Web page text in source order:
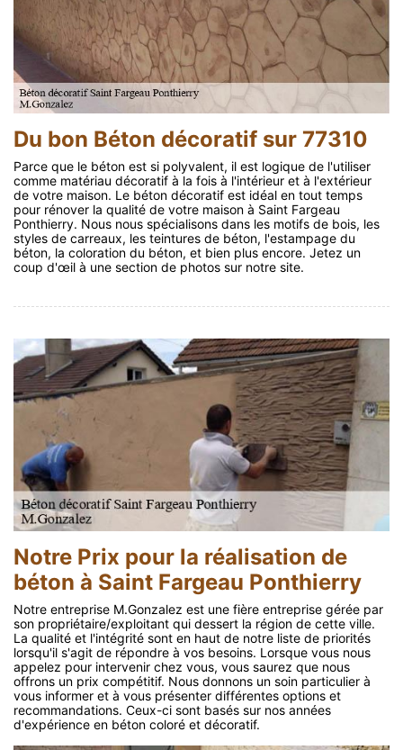
Du bon Béton décoratif sur 77310
Parce que le béton est si polyvalent, il est logique de l'utiliser
comme matériau décoratif à la fois à l'intérieur et à l'extérieur
de votre maison. Le béton décoratif est idéal en tout temps
pour rénover la qualité de votre maison à Saint Fargeau
Ponthierry. Nous nous spécialisons dans les motifs de bois, les
styles de carreaux, les teintures de béton, l'estampage du
béton, la coloration du béton, et bien plus encore. Jetez un
coup d'œil à une section de photos sur notre site.
Notre Prix pour la réalisation de
béton à Saint Fargeau Ponthierry
Notre entreprise M.Gonzalez est une fière entreprise gérée par
son propriétaire/exploitant qui dessert la région de cette ville.
La qualité et l'intégrité sont en haut de notre liste de priorités
lorsqu'il s'agit de répondre à vos besoins. Lorsque vous nous
appelez pour intervenir chez vous, vous saurez que nous
offrons un prix compétitif. Nous donnons un soin particulier à
vous informer et à vous présenter différentes options et
recommandations. Ceux-ci sont basés sur nos années
d'expérience en béton coloré et décoratif.